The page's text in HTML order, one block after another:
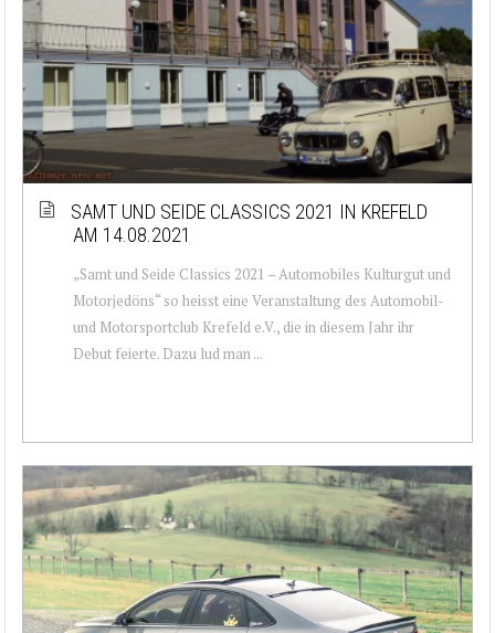
SAMT UND SEIDE CLASSICS 2021 IN KREFELD
AM 14.08.2021
„Samt und Seide Classics 2021 – Automobiles Kulturgut und
Motorjedöns“ so heisst eine Veranstaltung des Automobil-
und Motorsportclub Krefeld e.V., die in diesem Jahr ihr
Debut feierte. Dazu lud man ...